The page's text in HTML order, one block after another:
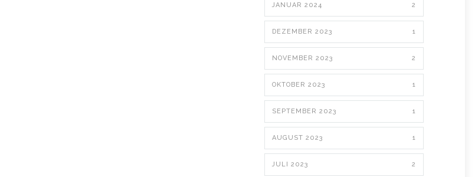
JANUAR 2024 2
DEZEMBER 2023 1
NOVEMBER 2023 2
OKTOBER 2023 1
SEPTEMBER 2023 1
AUGUST 2023 1
JULI 2023 2